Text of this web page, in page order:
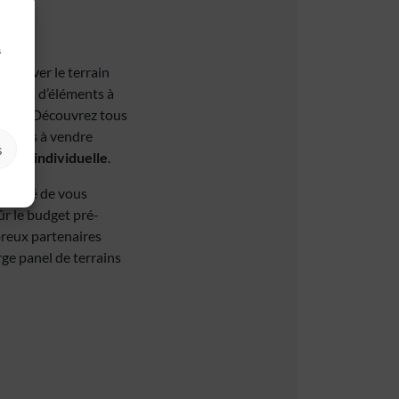
. Trouver le terrain
d’éléments à
. Découvrez tous
à vendre
individuelle.
de vous
le budget pré-
partenaires
panel de terrains